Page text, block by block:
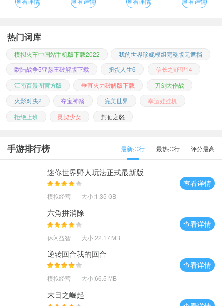
热门词库
模拟火车中国站手机版下载2022
我的世界珍妮模组完整版无遮挡
欧陆战争5亚瑟王破解版下载
扭蛋人生6
信长之野望14
江南百景图官方版
垂直火力破解版下载
刀剑大作战
火影对决2
夺宝神箭 完美世界
幸运娃娃机
拒绝上班
灵契少女 封仙之怒
手游排行榜 最新排行 最热排行 评分最高
迷你世界野人玩法正式最新版
模拟经营 大小:1.35 GB
查看详情
六角拼消除
休闲益智 大小:22.17 MB
查看详情
逆转回合我的回合
模拟经营 大小:66.5 MB
查看详情
末日之崛起